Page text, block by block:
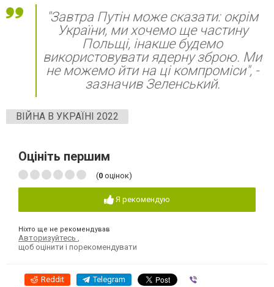
"Завтра Путін може сказати: окрім
України, ми хочемо ще частину
Польщі, інакше будемо
використовувати ядерну зброю. Ми
не можемо йти на ці компроміси", -
зазначив Зеленський.
ВІЙНА В УКРАЇНІ 2022
Оцініть першим
(0 оцінок)
Я рекомендую
Ніхто ще не рекомендував
Авторизуйтесь ,
щоб оцінити і порекомендувати
Reddit Telegram